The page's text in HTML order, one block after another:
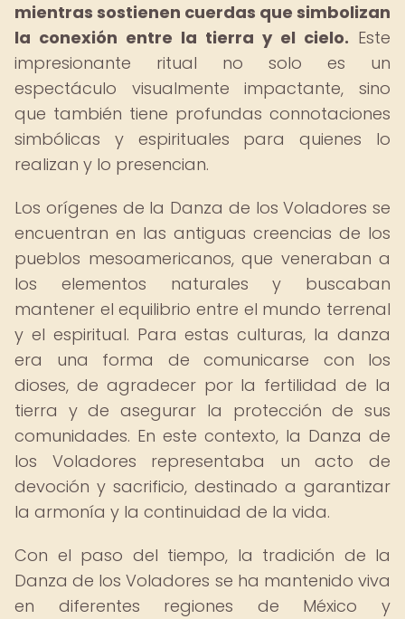
mientras sostienen cuerdas que simbolizan
la conexión entre la tierra y el cielo. Este
impresionante ritual no solo es un
espectáculo visualmente impactante, sino
que también tiene profundas connotaciones
simbólicas y espirituales para quienes lo
realizan y lo presencian.
Los orígenes de la Danza de los Voladores se
encuentran en las antiguas creencias de los
pueblos mesoamericanos, que veneraban a
los elementos naturales y buscaban
mantener el equilibrio entre el mundo terrenal
y el espiritual. Para estas culturas, la danza
era una forma de comunicarse con los
dioses, de agradecer por la fertilidad de la
tierra y de asegurar la protección de sus
comunidades. En este contexto, la Danza de
los Voladores representaba un acto de
devoción y sacrificio, destinado a garantizar
la armonía y la continuidad de la vida.
Con el paso del tiempo, la tradición de la
Danza de los Voladores se ha mantenido viva
en diferentes regiones de México y